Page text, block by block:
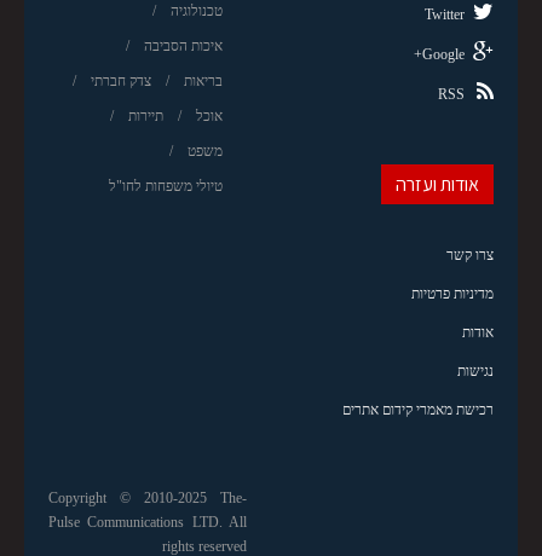
טכנולוגיה
איכות הסביבה
בריאות צדק חברתי
אוכל תיירות
משפט
טיולי משפחות לחו"ל
Twitter
Google+
RSS
אודות ועזרה
צרו קשר
מדיניות פרטיות
אודות
נגישות
רכישת מאמרי קידום אתרים
Copyright © 2010-2025 The-
Pulse Communications LTD. All
rights reserved